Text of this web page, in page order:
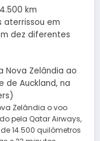
km
aterrissou em
dez diferentes
Nova Zelândia ao
de Auckland, na
Zelândia o voo
pela Qatar Airways,
14.500 quilômetros